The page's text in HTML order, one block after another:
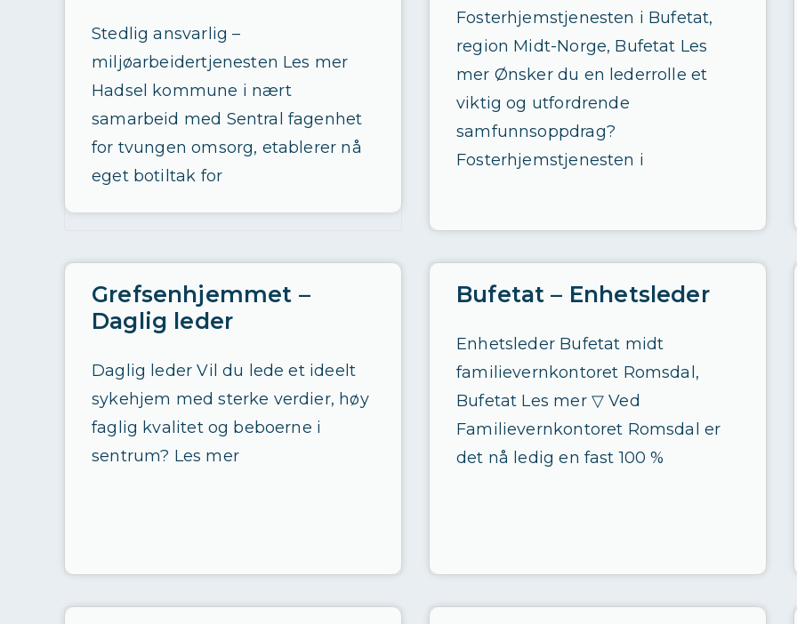
Stedlig ansvarlig –
miljøarbeidertjenesten Les mer
Hadsel kommune i nært
samarbeid med Sentral fagenhet
for tvungen omsorg, etablerer nå
eget botiltak for
Fosterhjemstjenesten i Bufetat,
region Midt-Norge, Bufetat Les
mer Ønsker du en lederrolle et
viktig og utfordrende
samfunnsoppdrag?
Fosterhjemstjenesten i
Grefsenhjemmet –
Daglig leder
Daglig leder Vil du lede et ideelt
sykehjem med sterke verdier, høy
faglig kvalitet og beboerne i
sentrum? Les mer
Bufetat – Enhetsleder
Enhetsleder Bufetat midt
familievernkontoret Romsdal,
Bufetat Les mer ▽ Ved
Familievernkontoret Romsdal er
det nå ledig en fast 100 %